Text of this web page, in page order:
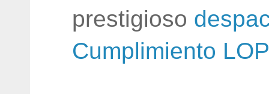
prestigioso
Cumplimiento